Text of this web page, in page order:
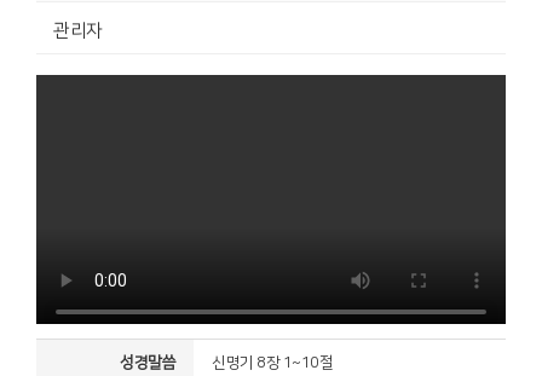
관리자
성경말씀 신명기 8장 1~10절